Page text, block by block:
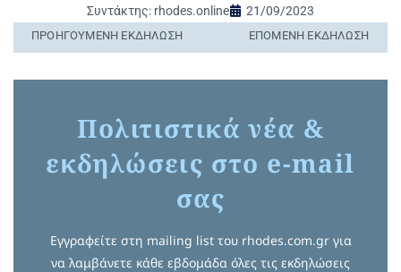
Συντάκτης: rhodes.online 21/09/2023
ΠΡΟΗΓΟΎΜΕΝΗ ΕΚΔΉΛΩΣΗ ΕΠΌΜΕΝΗ ΕΚΔΉΛΩΣΗ
Πολιτιστικά νέα &
εκδηλώσεις στο e-mail
σας
Εγγραφείτε στη mailing list του rhodes.com.gr για
να λαμβάνετε κάθε εβδομάδα όλες τις εκδηλώσεις